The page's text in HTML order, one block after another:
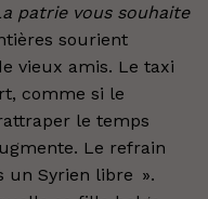
patrie vous souhaite
sourient
vieux amis. Le taxi
comme si le
le temps
Le refrain
un Syrien libre ».